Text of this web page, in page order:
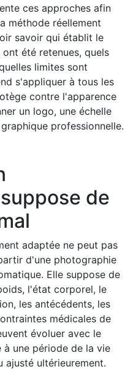
ces approches afin
méthode réellement
savoir qui établit le
été retenues, quels
limites sont
s'appliquer à tous les
contre l'apparence
un logo, une échelle
professionnelle.
de
adaptée ne peut pas
d'une photographie
Elle suppose de
l'état corporel, le
les antécédents, les
médicales de
évoluer avec le
une période de la vie
ajusté ultérieurement.